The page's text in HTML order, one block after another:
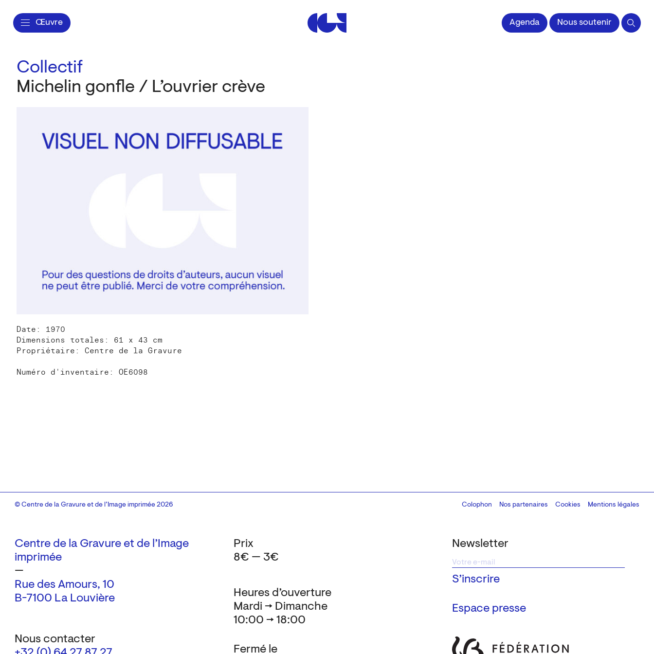
Œuvre Centre de la Gravure et de l'Image impriméeAgenda Nous soutenir
Collectif
Michelin gonfle / L’ouvrier crève
Date: 1970
Dimensions totales: 61 x 43 cm
Propriétaire: Centre de la Gravure
Numéro d'inventaire: OE6098
Centre de la Gravure et de l’Image
imprimée
—
Rue des Amours, 10
B-7100 La Louvière
Nous contacter
Newsletter
Espace presse
Heures d’ouverture
Mardi → Dimanche
10:00 → 18:00
Fermé le
Prix
8€ — 3€
© Centre de la Gravure et de l’Image imprimée 2026 Colophon
Design:Marcel Kaczmarek, code:8080.studio
Nos partenaires Cookies Mentions légales